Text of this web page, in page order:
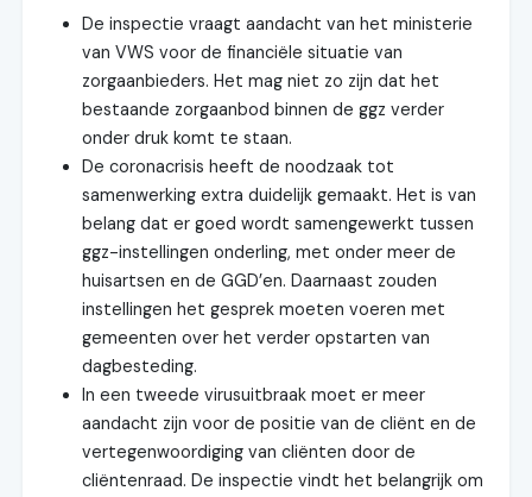
De inspectie vraagt aandacht van het ministerie
van VWS voor de financiële situatie van
zorgaanbieders. Het mag niet zo zijn dat het
bestaande zorgaanbod binnen de ggz verder
onder druk komt te staan.
De coronacrisis heeft de noodzaak tot
samenwerking extra duidelijk gemaakt. Het is van
belang dat er goed wordt samengewerkt tussen
ggz-instellingen onderling, met onder meer de
huisartsen en de GGD’en. Daarnaast zouden
instellingen het gesprek moeten voeren met
gemeenten over het verder opstarten van
dagbesteding.
In een tweede virusuitbraak moet er meer
aandacht zijn voor de positie van de cliënt en de
vertegenwoordiging van cliënten door de
cliëntenraad. De inspectie vindt het belangrijk om